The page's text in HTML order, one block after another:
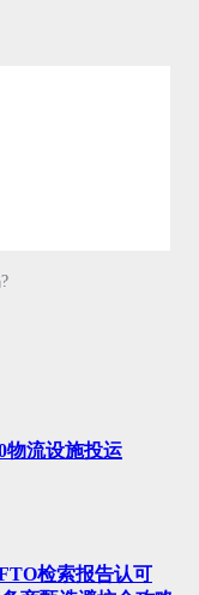
物流设施投运
检索报告认可